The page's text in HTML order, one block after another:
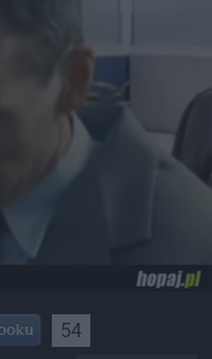
54